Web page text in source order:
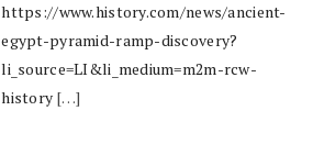
https://www.history.com/news/ancient-
egypt-pyramid-ramp-discovery?
li_source=LI&li_medium=m2m-rcw-
history […]